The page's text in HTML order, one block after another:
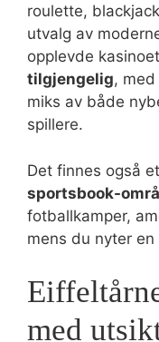
roulette,
utvalg av
opplevde
tilgjengelig,
miks av både
spillere.
Det finnes også
sportsbook-
fotballkamper,
mens du nyter
med